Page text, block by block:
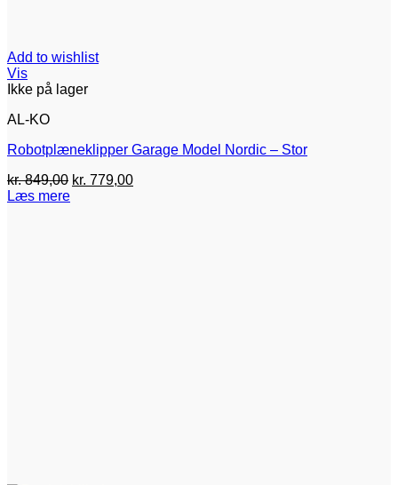
Add to wishlist
Vis
Ikke på lager
AL-KO
Robotplæneklipper Garage Model Nordic – Stor
kr.849,00 Den
kr. 779,00Den
Læs mere